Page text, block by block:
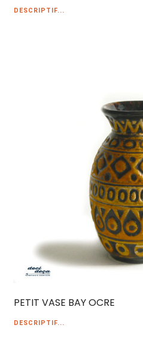
DESCRIPTIF...
PETIT VASE BAY OCRE
DESCRIPTIF...